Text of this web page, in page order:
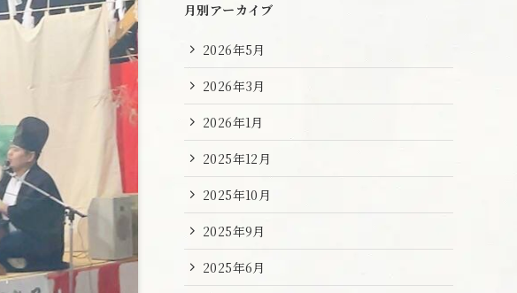
月別アーカイブ
2026年5月
2026年3月
2026年1月
2025年12月
2025年10月
2025年9月
2025年6月